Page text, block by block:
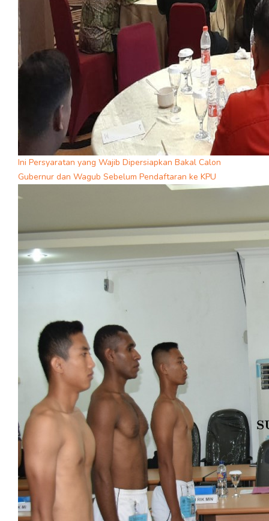
Ini Persyaratan yang Wajib Dipersiapkan Bakal Calon
Gubernur dan Wagub Sebelum Pendaftaran ke KPU